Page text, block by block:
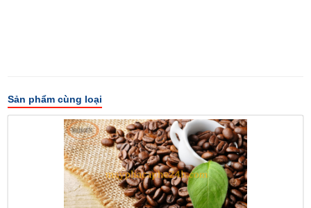
Sản phẩm cùng loại